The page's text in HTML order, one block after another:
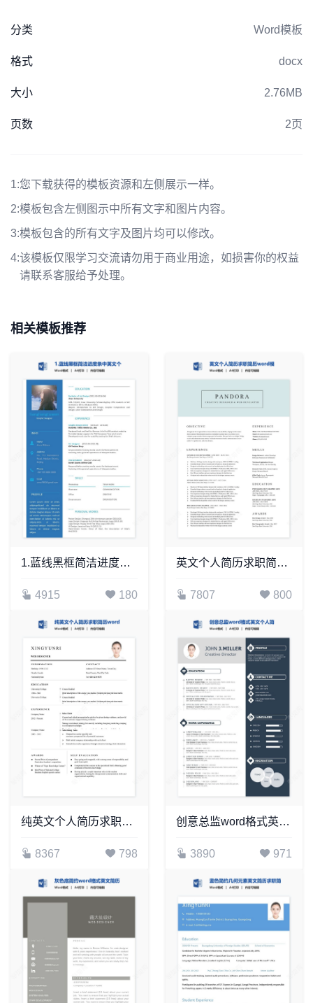
分类 Word模板
格式 docx
大小 2.76MB
页数 2页
1:您下载获得的模板资源和左侧展示一样。
2:模板包含左侧图示中所有文字和图片内容。
3:模板包含的所有文字及图片均可以修改。
4:该模板仅限学习交流请勿用于商业用途，如损害你的权益
请联系客服给予处理。
相关模板推荐
1.蓝线黑框简洁进度条中英文个人简历模板
4915 180
英文个人简历求职简历word模板共2页(6)
7807 800
纯英文个人简历求职简历word模板单页(7)
8367 798
创意总监word格式英文个人简历模板
3890 971